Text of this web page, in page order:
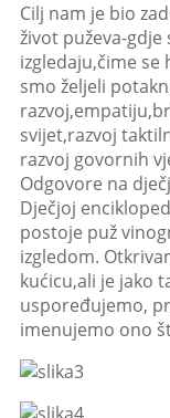
Cilj nam je bio
život puževa-
izgledaju,čime se
smo željeli
svijet,razvoj
razvoj govornih
Odgovore na
Dječjoj
postoje puž
izgledom.
kućicu,ali je jako
uspoređujemo,
imenujemo ono